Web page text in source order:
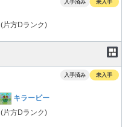
入手済み 未入手
(片方Dランク)
入手済み 未入手
キラービー
(片方Dランク)